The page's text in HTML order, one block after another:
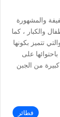
والمشهورة
والكبار ، كما
تتميز بكونها
على
من الجبن
فطائر